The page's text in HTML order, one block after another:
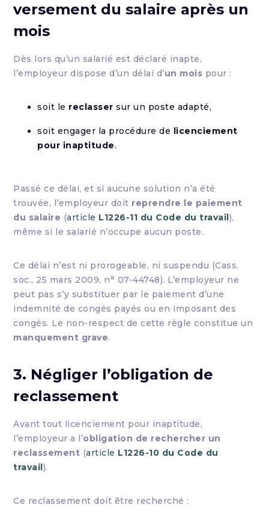
versement du salaire après un
mois
Dès lors qu’un salarié est déclaré inapte,
l’employeur dispose d’un délai d’un mois pour :
soit le reclasser sur un poste adapté,
soit engager la procédure de licenciement
pour inaptitude.
Passé ce délai, et si aucune solution n’a été
trouvée, l’employeur doit reprendre le paiement
du salaire (article L1226-11 du Code du travail),
même si le salarié n’occupe aucun poste.
Ce délai n’est ni prorogeable, ni suspendu (Cass.
soc., 25 mars 2009, n° 07-44748). L’employeur ne
peut pas s’y substituer par le paiement d’une
indemnité de congés payés ou en imposant des
congés. Le non-respect de cette règle constitue un
manquement grave.
3. Négliger l’obligation de
reclassement
Avant tout licenciement pour inaptitude,
l’employeur a l’obligation de rechercher un
reclassement (article L1226-10 du Code du
travail).
Ce reclassement doit être recherché :